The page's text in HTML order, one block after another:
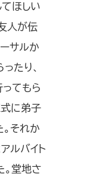
てほしい
人が伝
サルか
たり、
てもら
式に弟子
。それか
ルバイト
。堂地さ